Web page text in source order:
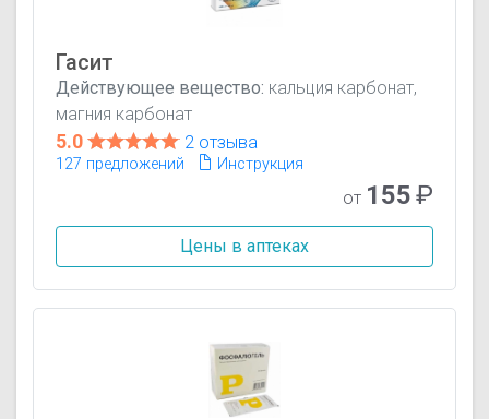
Гасит
Действующее вещество: кальция карбонат,
магния карбонат
5.0 2 отзыва
127 предложений Инструкция
от 155₽
Цены в аптеках